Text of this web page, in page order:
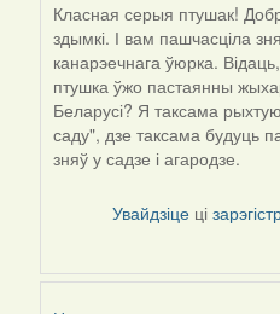
Класная серыя птушак!
здымкі. І вам пашчасціла
канарэечнага ўюрка.
птушка ўжо пастаянны
Беларусі? Я таксама
саду", дзе таксама будуць
зняў у садзе і агародзе.
Увайдзіце ці